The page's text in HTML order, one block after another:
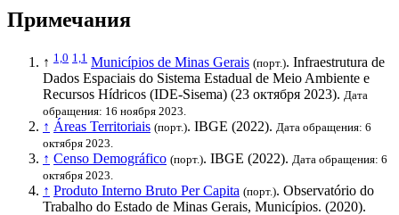
Примечания
↑ 1,0 1,1 Municípios de Minas Gerais (порт.). Infraestrutura de
Dados Espaciais do Sistema Estadual de Meio Ambiente e
Recursos Hídricos (IDE-Sisema) (23 октября 2023). Дата
обращения: 16 ноября 2023.
↑ Áreas Territoriais (порт.). IBGE (2022). Дата обращения: 6
октября 2023.
↑ Censo Demográfico (порт.). IBGE (2022). Дата обращения: 6
октября 2023.
↑ Produto Interno Bruto Per Capita (порт.). Observatório do
Trabalho do Estado de Minas Gerais, Municípios. (2020).